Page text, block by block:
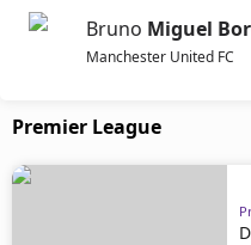
Bruno Miguel
Manchester United FC
Premier League